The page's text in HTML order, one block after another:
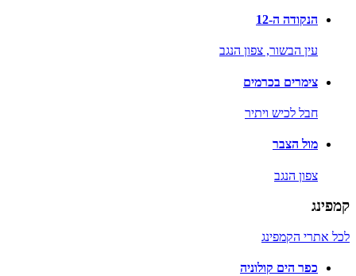
הנקודה ה-12
עין הבשור, צפון הנגב
צימרים בכרמים
חבל לכיש ויתיר
מול הצבר
צפון הנגב
קמפינג
לכל אתרי הקמפינג
כפר הים קולוניה